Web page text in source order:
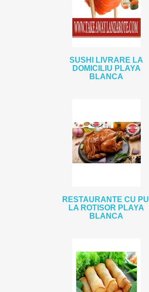
SUSHI LIVRARE LA
DOMICILIU PLAYA
BLANCA
RESTAURANTE CU PUI
LA ROTISOR PLAYA
BLANCA